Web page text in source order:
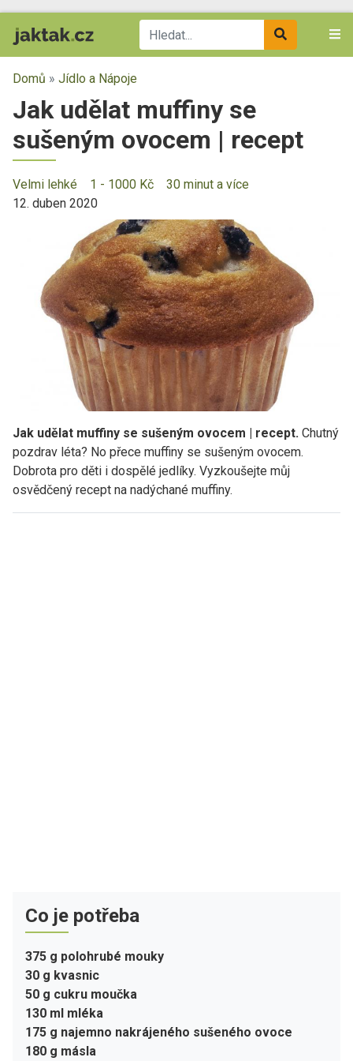
Domů » Jídlo a Nápoje
Jak udělat muffiny se
sušeným ovocem | recept
Velmi lehké 1 - 1000 Kč
30 minut a více
12. duben 2020
Jak udělat muffiny se sušeným ovocem | recept. Chutný
pozdrav léta? No přece muffiny se sušeným ovocem.
Dobrota pro děti i dospělé jedlíky. Vyzkoušejte můj
osvědčený recept na nadýchané muffiny.
Co je potřeba
375 g polohrubé mouky
30 g kvasnic
50 g cukru moučka
130 ml mléka
175 g najemno nakrájeného sušeného ovoce
180 g másla